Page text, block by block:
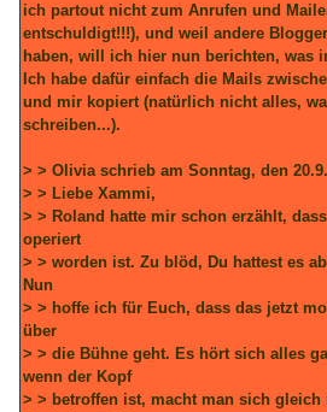
ich partout nicht zum Anrufen und
entschuldigt!!!), und weil andere
haben, will ich hier nun berichten, was
Ich habe dafür einfach die Mails
und mir kopiert (natürlich nicht alles,
schreiben...).
> > Olivia schrieb am Sonntag, den
> > Liebe Xammi,
> > Roland hatte mir schon erzählt,
operiert
> > worden ist. Zu blöd, Du hattest es
Nun
> > hoffe ich für Euch, dass das jetzt
über
> > die Bühne geht. Es hört sich alles
wenn der Kopf
> > betroffen ist, macht man sich gleich